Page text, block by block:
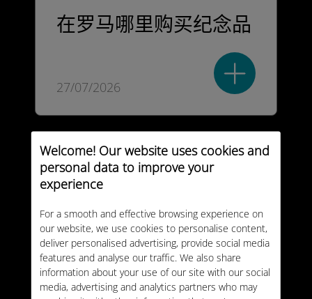
Welcome! Our website uses cookies and
personal data to improve your
experience
For a smooth and effective browsing experience on
our website, we use cookies to personalise content,
deliver personalised advertising, provide social media
features and analyse our traffic. We also share
information about your use of our site with our social
media, advertising and analytics partners who may
在罗马哪里购买纪念品
27/07/2026